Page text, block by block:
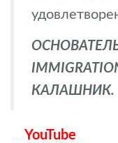
КАЛАШНИК.
YouTube